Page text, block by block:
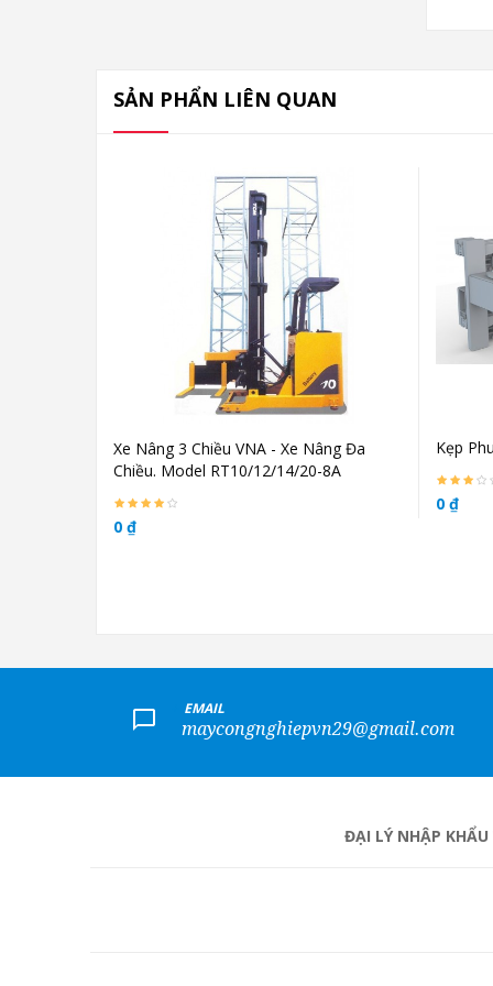
SẢN PHẨN LIÊN QUAN
Xe Nâng 3 Chiều VNA - Xe Nâng Đa
Chiều. Model RT10/12/14/20-8A
0 ₫
Kẹp
0 ₫
EMAIL
maycongnghiepvn29@gmail.com
ĐẠI LÝ NHẬP KHẨU